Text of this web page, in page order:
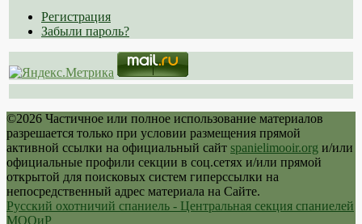
Регистрация
Забыли пароль?
©2026 Частичное или полное использование материалов
разрешается только при условии размещения прямой
активной ссылки на официальный сайт spanielimooir.org и/или
официальные профили секции в соц.сетях и/или прямой
открытой для поисковых систем гиперссылки на
непосредственный адрес материала на Сайте.
Русский охотничий спаниель - Центральная секция спаниелей
МООиР